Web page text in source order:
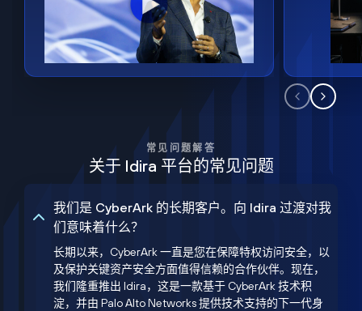
常见问题解答
关于 Idira 平台的常见问题
我们是 CyberArk 的长期客户。向 Idira 过渡对我
们意味着什么？
长期以来，CyberArk 一直是您在保障特权访问安全，以
及保护关键资产安全方面值得信赖的合作伙伴。现在，
我们隆重推出 Idira，这是一款基于 CyberArk 技术积
淀，并由 Palo Alto Networks 提供技术支持的下一代身